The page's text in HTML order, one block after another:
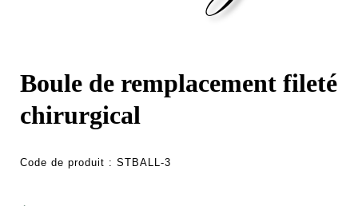
Boule de remplacement fileté
chirurgical
Code de produit : STBALL-3